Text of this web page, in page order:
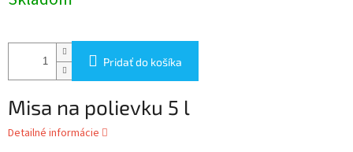
Pridať do košíka
Misa na polievku 5 l
Detailné informácie